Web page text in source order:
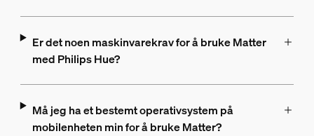
Er det noen maskinvarekrav for å bruke Matter
med Philips Hue?
Må jeg ha et bestemt operativsystem på
mobilenheten min for å bruke Matter?